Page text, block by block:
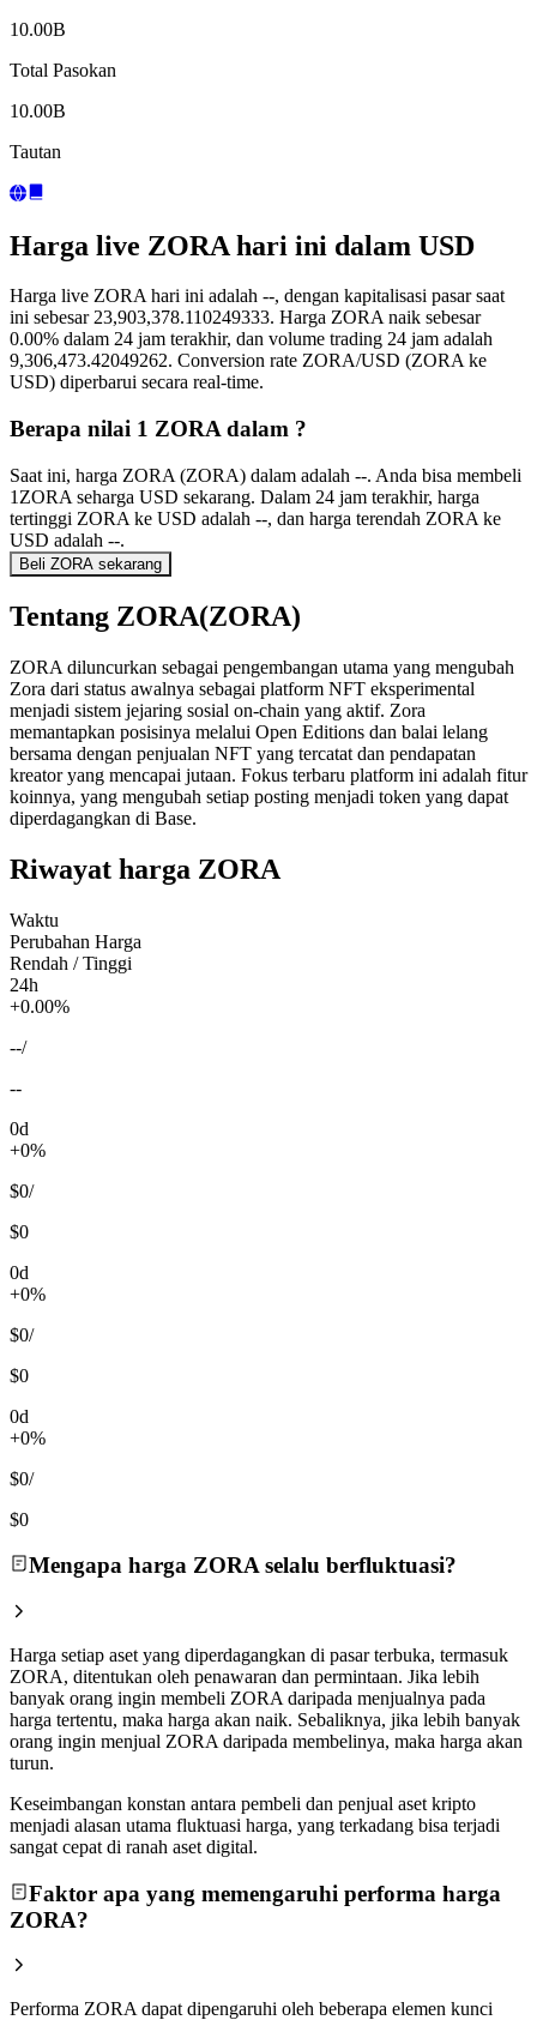
10.00B
Total Pasokan
10.00B
Tautan
Harga live ZORA hari ini dalam USD
Harga live ZORA hari ini adalah --, dengan kapitalisasi pasar saat
ini sebesar 23,903,378.110249333. Harga ZORA naik sebesar
0.00% dalam 24 jam terakhir, dan volume trading 24 jam adalah
9,306,473.42049262. Conversion rate ZORA/USD (ZORA ke
USD) diperbarui secara real-time.
Berapa nilai 1 ZORA dalam ?
Saat ini, harga ZORA (ZORA) dalam adalah --. Anda bisa membeli
1ZORA seharga USD sekarang. Dalam 24 jam terakhir, harga
tertinggi ZORA ke USD adalah --, dan harga terendah ZORA ke
USD adalah --.
Beli ZORA sekarang
Tentang ZORA(ZORA)
ZORA diluncurkan sebagai pengembangan utama yang mengubah
Zora dari status awalnya sebagai platform NFT eksperimental
menjadi sistem jejaring sosial on-chain yang aktif. Zora
memantapkan posisinya melalui Open Editions dan balai lelang
bersama dengan penjualan NFT yang tercatat dan pendapatan
kreator yang mencapai jutaan. Fokus terbaru platform ini adalah fitur
koinnya, yang mengubah setiap posting menjadi token yang dapat
diperdagangkan di Base.
Riwayat harga ZORA
Waktu
Perubahan Harga
Rendah / Tinggi
24h
+0.00%
--/
--
0d
+0%
$0/
$0
0d
+0%
$0/
$0
0d
+0%
$0/
$0
Mengapa harga ZORA selalu berfluktuasi?
Harga setiap aset yang diperdagangkan di pasar terbuka, termasuk
ZORA, ditentukan oleh penawaran dan permintaan. Jika lebih
banyak orang ingin membeli ZORA daripada menjualnya pada
harga tertentu, maka harga akan naik. Sebaliknya, jika lebih banyak
orang ingin menjual ZORA daripada membelinya, maka harga akan
turun.
Keseimbangan konstan antara pembeli dan penjual aset kripto
menjadi alasan utama fluktuasi harga, yang terkadang bisa terjadi
sangat cepat di ranah aset digital.
Faktor apa yang memengaruhi performa harga
ZORA?
Performa ZORA dapat dipengaruhi oleh beberapa elemen kunci